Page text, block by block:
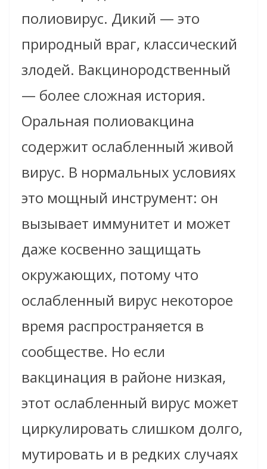
полиовирус. Дикий — это
природный враг, классический
злодей. Вакцинородственный
— более сложная история.
Оральная полиовакцина
содержит ослабленный живой
вирус. В нормальных условиях
это мощный инструмент: он
вызывает иммунитет и может
даже косвенно защищать
окружающих, потому что
ослабленный вирус некоторое
время распространяется в
сообществе. Но если
вакцинация в районе низкая,
этот ослабленный вирус может
циркулировать слишком долго,
мутировать и в редких случаях